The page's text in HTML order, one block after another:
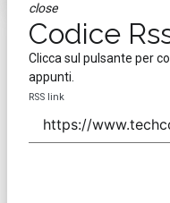
close
Codice
Clicca sul pulsante per
appunti.
RSS link